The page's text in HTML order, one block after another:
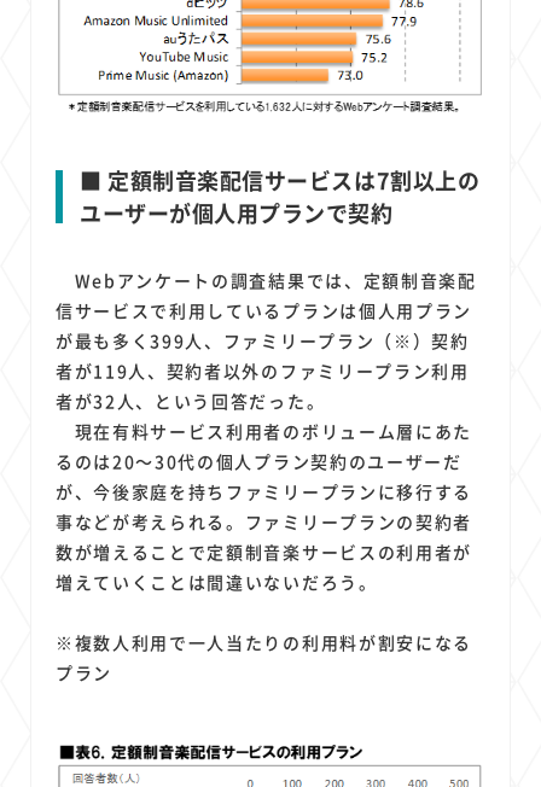
■ 定額制音楽配信サービスは7割以上の
ユーザーが個人用プランで契約
Webアンケートの調査結果では、定額制音楽配
信サービスで利用しているプランは個人用プラン
が最も多く399人、ファミリープラン（※）契約
者が119人、契約者以外のファミリープラン利用
者が32人、という回答だった。
現在有料サービス利用者のボリューム層にあた
るのは20～30代の個人プラン契約のユーザーだ
が、今後家庭を持ちファミリープランに移行する
事などが考えられる。ファミリープランの契約者
数が増えることで定額制音楽サービスの利用者が
増えていくことは間違いないだろう。
※複数人利用で一人当たりの利用料が割安になる
プラン